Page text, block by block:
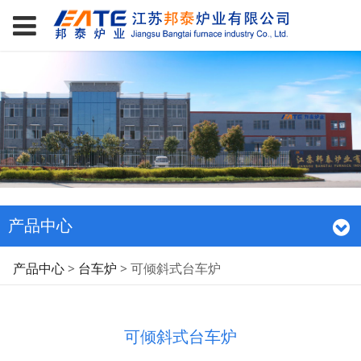
产品中心
可倾斜式台车炉
产品中心> 台车炉 > 可倾斜式台车炉
可倾斜式台车炉